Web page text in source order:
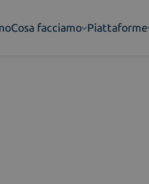
Cosa facciamo Piattaforme